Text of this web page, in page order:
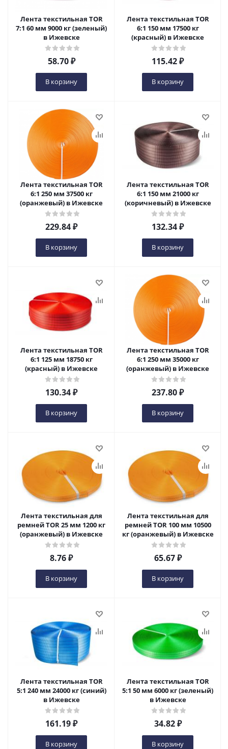
Лента текстильная TOR
7:1 60 мм 9000 кг (зеленый)
в Ижевске
58.70₽
В корзину
Лента текстильная TOR
6:1 150 мм 17500 кг
(красный) в Ижевске
115.42₽
В корзину
Лента текстильная TOR
6:1 250 мм 37500 кг
(оранжевый) в Ижевске
229.84₽
В корзину
Лента текстильная TOR
6:1 150 мм 21000 кг
(коричневый) в Ижевске
132.34₽
В корзину
Лента текстильная TOR
6:1 125 мм 18750 кг
(красный) в Ижевске
130.34₽
В корзину
Лента текстильная TOR
6:1 250 мм 35000 кг
(оранжевый) в Ижевске
237.80₽
В корзину
Лента текстильная для
ремней TOR 25 мм 1200 кг
(оранжевый) в Ижевске
8.76₽
В корзину
Лента текстильная для
ремней TOR 100 мм 10500
кг (оранжевый) в Ижевске
65.67₽
В корзину
Лента текстильная TOR
5:1 240 мм 24000 кг (синий)
в Ижевске
161.19₽
В корзину
Лента текстильная TOR
5:1 50 мм 6000 кг (зеленый)
в Ижевске
34.82₽
В корзину